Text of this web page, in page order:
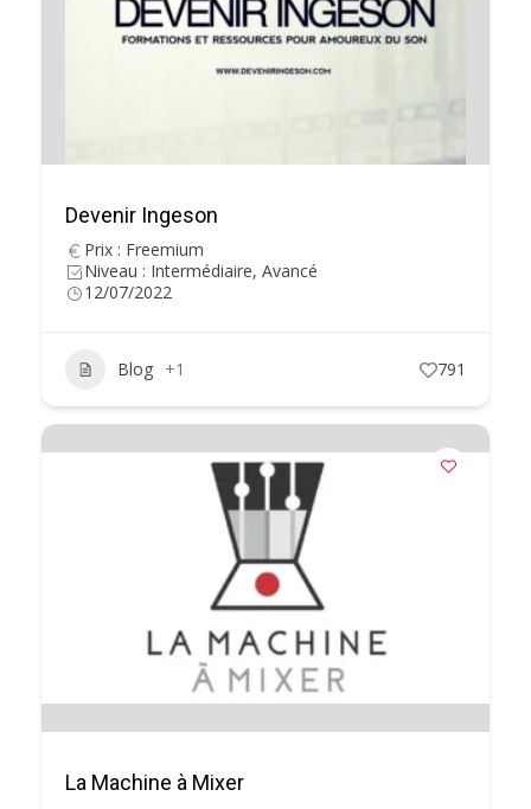
Devenir Ingeson
Prix : Freemium
Niveau : Intermédiaire, Avancé
12/07/2022
Blog +1 791
La Machine à Mixer